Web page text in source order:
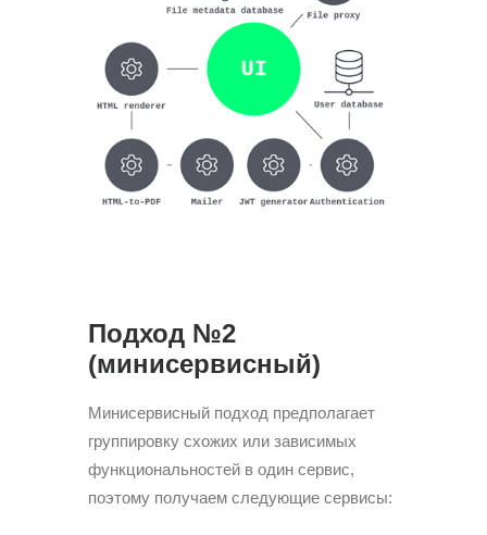
Подход №2
(минисервисный)
Минисервисный подход предполагает
группировку схожих или зависимых
функциональностей в один сервис,
поэтому получаем следующие сервисы: